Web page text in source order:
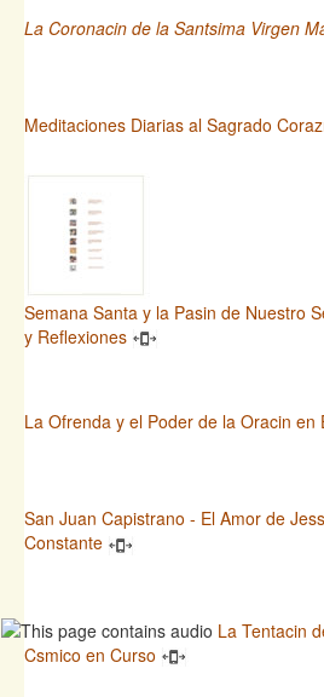
La Coronacin de la Santsima Virgen
Meditaciones Diarias al Sagrado
Semana Santa y la Pasin de Nuestro
y Reflexiones
La Ofrenda y el Poder de la Oracin en
San Juan Capistrano - El Amor de
Constante
La Tentacin
Csmico en Curso